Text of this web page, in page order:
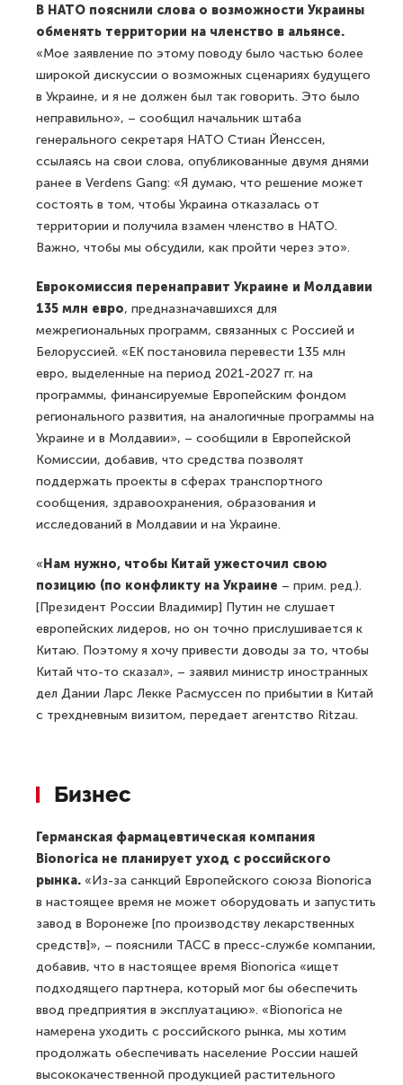
В НАТО пояснили слова о возможности Украины
обменять территории на членство в альянсе.
«Мое заявление по этому поводу было частью более
широкой дискуссии о возможных сценариях будущего
в Украине, и я не должен был так говорить. Это было
неправильно», – сообщил начальник штаба
генерального секретаря НАТО Стиан Йенссен,
ссылаясь на свои слова, опубликованные двумя днями
ранее в Verdens Gang: «Я думаю, что решение может
состоять в том, чтобы Украина отказалась от
территории и получила взамен членство в НАТО.
Важно, чтобы мы обсудили, как пройти через это».
Еврокомиссия перенаправит Украине и Молдавии
135 млн евро, предназначавшихся для
межрегиональных программ, связанных с Россией и
Белоруссией. «ЕК постановила перевести 135 млн
евро, выделенные на период 2021-2027 гг. на
программы, финансируемые Европейским фондом
регионального развития, на аналогичные программы на
Украине и в Молдавии», – сообщили в Европейской
Комиссии, добавив, что средства позволят
поддержать проекты в сферах транспортного
сообщения, здравоохранения, образования и
исследований в Молдавии и на Украине.
« Нам нужно, чтобы Китай ужесточил свою
позицию (по конфликту на Украине – прим. ред.).
[Президент России Владимир] Путин не слушает
европейских лидеров, но он точно прислушивается к
Китаю. Поэтому я хочу привести доводы за то, чтобы
Китай что-то сказал», – заявил министр иностранных
дел Дании Ларс Лекке Расмуссен по прибытии в Китай
с трехдневным визитом, передает агентство Ritzau.
Бизнес
Германская фармацевтическая компания
Bionorica не планирует уход с российского
рынка. «Из-за санкций Европейского союза Bionorica
в настоящее время не может оборудовать и запустить
завод в Воронеже [по производству лекарственных
средств]», – пояснили ТАСС в пресс-службе компании,
добавив, что в настоящее время Bionorica «ищет
подходящего партнера, который мог бы обеспечить
ввод предприятия в эксплуатацию». «Bionorica не
намерена уходить с российского рынка, мы хотим
продолжать обеспечивать население России нашей
высококачественной продукцией растительного